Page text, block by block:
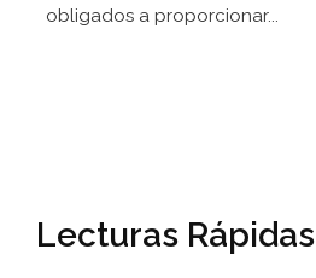
obligados a proporcionar...
Lecturas Rápidas